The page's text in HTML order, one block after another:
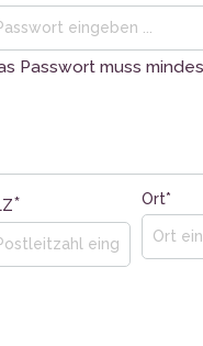
Passwort muss
* Ort*